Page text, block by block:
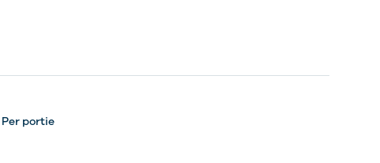
Per portie